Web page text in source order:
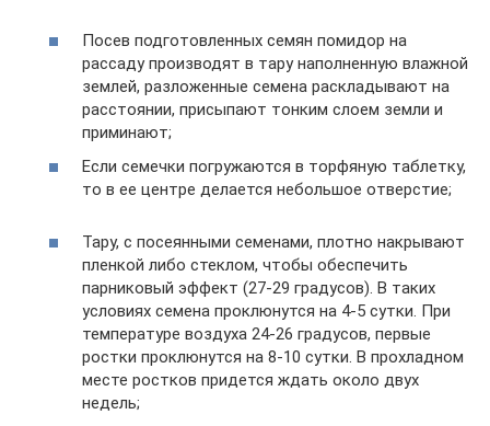
Посев подготовленных семян помидор на
рассаду производят в тару наполненную влажной
землей, разложенные семена раскладывают на
расстоянии, присыпают тонким слоем земли и
приминают;
Если семечки погружаются в торфяную таблетку,
то в ее центре делается небольшое отверстие;
Тару, с посеянными семенами, плотно накрывают
пленкой либо стеклом, чтобы обеспечить
парниковый эффект (27-29 градусов). В таких
условиях семена проклюнутся на 4-5 сутки. При
температуре воздуха 24-26 градусов, первые
ростки проклюнутся на 8-10 сутки. В прохладном
месте ростков придется ждать около двух
недель;